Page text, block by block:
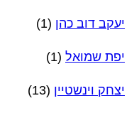
יעקב דוב כהן (1)
יפת שמואל (1)
יצחק וינשטיין (13)